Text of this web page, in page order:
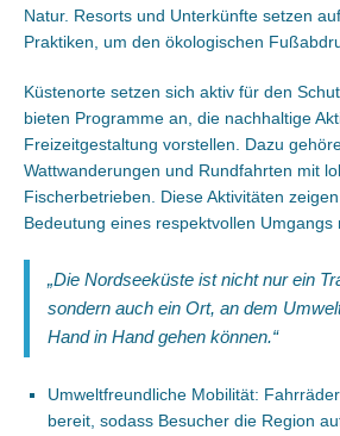
Natur. Resorts und Unterkünfte setzen
Praktiken, um den ökologischen
Küstenorte setzen sich aktiv für den
bieten Programme an, die nachhaltige
Freizeitgestaltung vorstellen. Dazu
Wattwanderungen und Rundfahrten mit
Fischerbetrieben. Diese Aktivitäten
Bedeutung eines respektvollen Umgangs
„Die Nordseeküste ist nicht nur ein
sondern auch ein Ort, an dem
Hand in Hand gehen können.“
Umweltfreundliche Mobilität:
bereit, sodass Besucher die Region